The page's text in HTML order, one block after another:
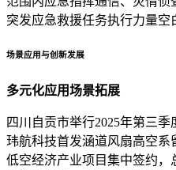
突发应急救援任务执行力量空
场景应用与创新发展
多元化应用场景拓展
四川自贡市举行2025年第三季
玮航科技首发涵道风扇高空系
低空经济产业项目集中签约，